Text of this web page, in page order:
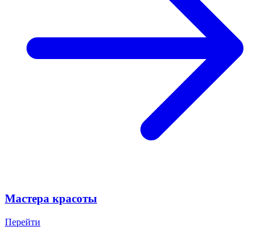
Мастера красоты
Перейти